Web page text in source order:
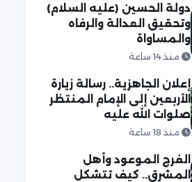
دولة الحسين (عليه السلام)
وتحقيق العدالة والرفاه
والمساواة
منذ 14 ساعة
إعلان الجاهزية.. رسالة زيارة
الأربعين إلى الإمام المنتظر
صلوات الله عليه
منذ 18 ساعة
الفرج الموعود وأهل
المشرق.. كيف تتشكل